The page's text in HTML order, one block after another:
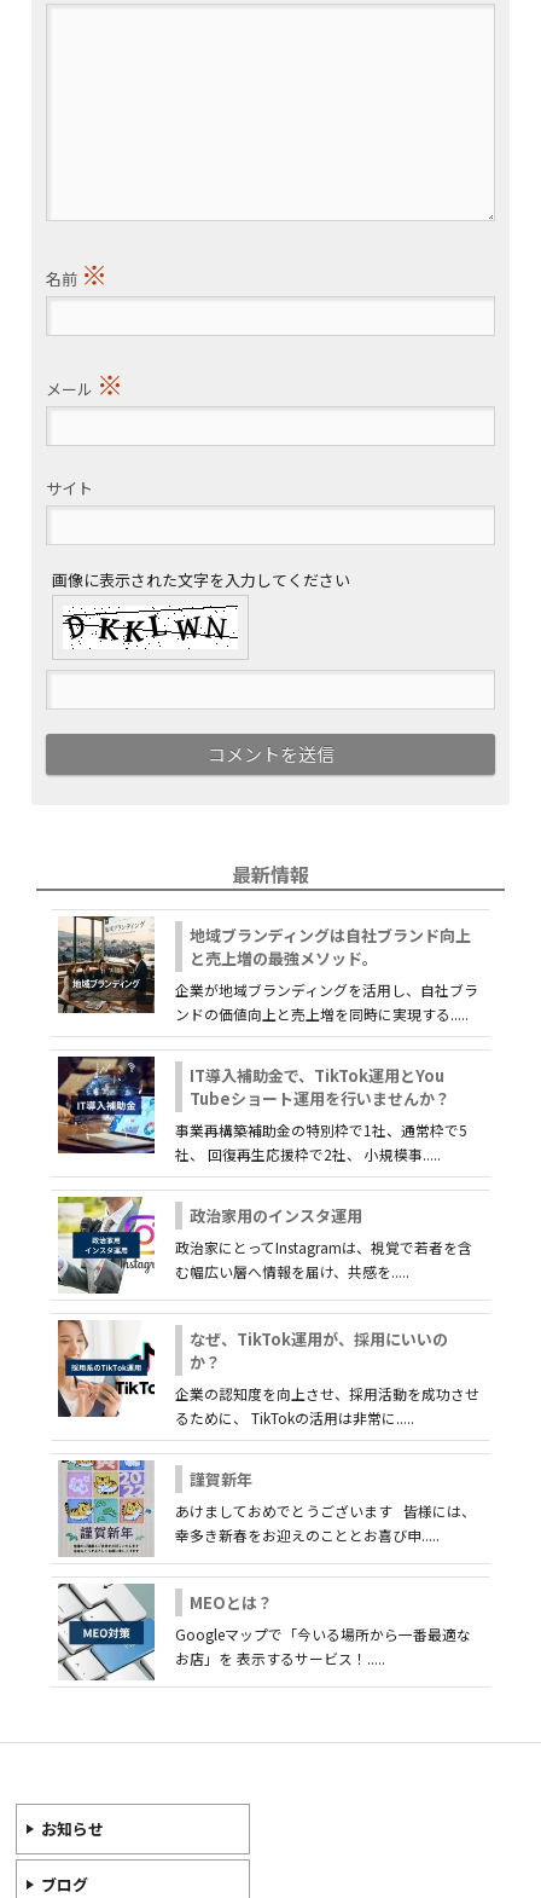
名前 ※
メール ※
サイト
画像に表示された文字を入力してください
最新情報
地域ブランディングは自社ブランド向上
と売上増の最強メソッド。
企業が地域ブランディングを活用し、自社ブラ
ンドの価値向上と売上増を同時に実現する.....
IT導入補助金で、TikTok運用とYou
Tubeショート運用を行いませんか？
事業再構築補助金の特別枠で1社、通常枠で5
社、 回復再生応援枠で2社、 小規模事.....
政治家用のインスタ運用
政治家にとってInstagramは、視覚で若者を含
む幅広い層へ情報を届け、共感を.....
なぜ、TikTok運用が、採用にいいの
か？
企業の認知度を向上させ、採用活動を成功させ
るために、 TikTokの活用は非常に.....
謹賀新年
あけましておめでとうございます 皆様には、
幸多き新春をお迎えのこととお喜び申.....
MEOとは？
Googleマップで「今いる場所から一番最適な
お店」を 表示するサービス！.....
お知らせ
ブログ